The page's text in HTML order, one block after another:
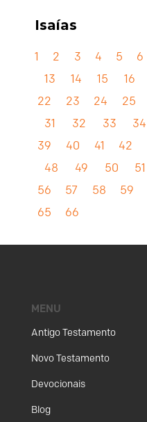
Isaías
1 2 3 4 5 6
13
14 15 16
22
23 24 25
31
32 33 34
39
40 41 42
48
49 50 51
56
57 58 59
65
66
MENU
Antigo Testamento
Novo Testamento
Devocionais
Blog